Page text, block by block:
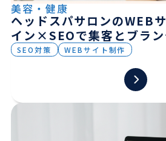
美容・健康
ヘッドスパサロンのWEB
イン×SEOで集客とブラ
SEO対策 WEBサイト制作